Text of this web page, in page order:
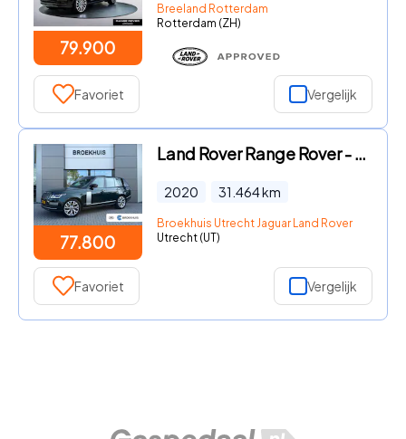
79.900
Breeland Rotterdam
Rotterdam (ZH)
Favoriet Vergelijk
77.800
Land Rover Range Rover - P400e Autobiography | British Racing Green | UNIEKE KM STAND
2020 31.464km
Broekhuis Utrecht Jaguar Land Rover
Utrecht (UT)
Favoriet Vergelijk